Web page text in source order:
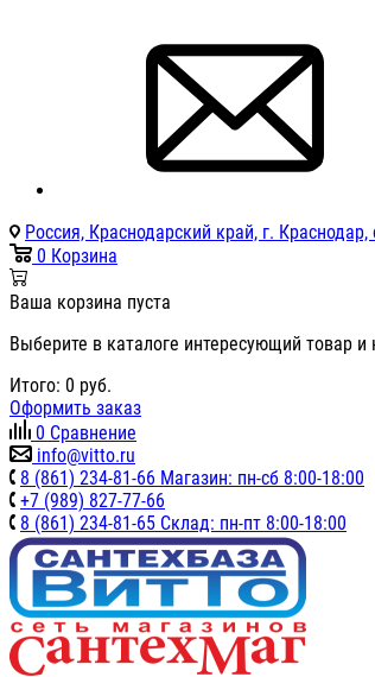
Россия, Краснодарский край, г.
0 Корзина
Ваша корзина пуста
Выберите в каталоге интересующий товар и
Итого: 0 руб.
Оформить заказ
0 Сравнение
info@vitto.ru
8 (861) 234-81-66 Магазин: пн-сб 8:00-18:00
+7 (989) 827-77-66
8 (861) 234-81-65 Склад: пн-пт 8:00-18:00